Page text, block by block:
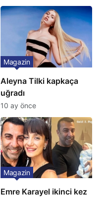
Gözünü 2 ilçeye dikti!
Aleyna Tilki kapkaça
uğradı
Magazin
10 ay önce
Emre Karayel ikinci kez
Magazin